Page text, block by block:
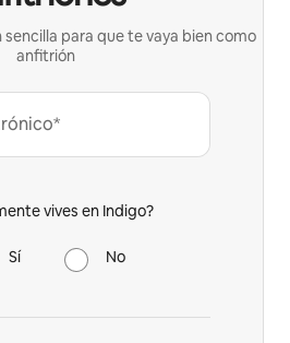
para que te vaya bien como
anfitrión
vives en Indigo?
Sí No